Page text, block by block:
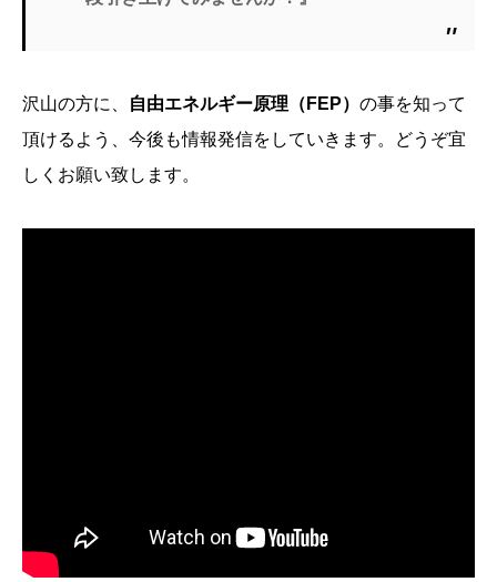
沢山の方に、 自由エネルギー原理（ FEP） の事を知って
頂けるよう、今後も情報発信をしていきます。どうぞ宜
しくお願い致します。